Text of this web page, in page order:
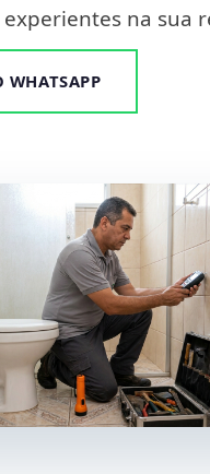
experientes na sua
WHATSAPP